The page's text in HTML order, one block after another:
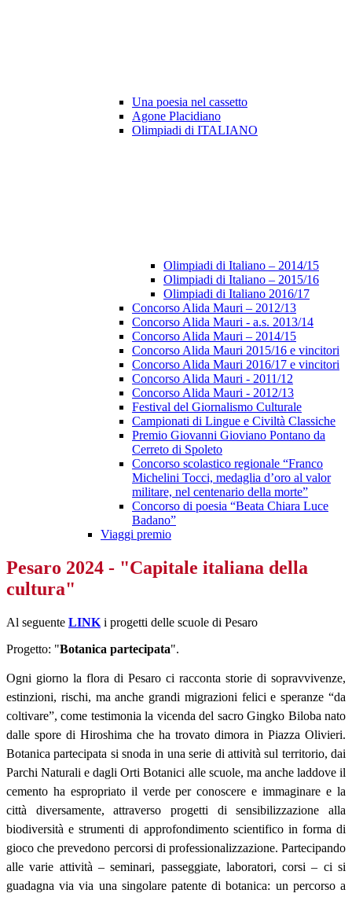
Una poesia nel cassetto
Agone Placidiano
Olimpiadi di ITALIANO
Olimpiadi di Italiano – 2014/15
Olimpiadi di Italiano – 2015/16
Olimpiadi di Italiano 2016/17
Concorso Alida Mauri – 2012/13
Concorso Alida Mauri - a.s. 2013/14
Concorso Alida Mauri – 2014/15
Concorso Alida Mauri 2015/16 e vincitori
Concorso Alida Mauri 2016/17 e vincitori
Concorso Alida Mauri - 2011/12
Concorso Alida Mauri - 2012/13
Festival del Giornalismo Culturale
Campionati di Lingue e Civiltà Classiche
Premio Giovanni Gioviano Pontano da
Cerreto di Spoleto
Concorso scolastico regionale “Franco
Michelini Tocci, medaglia d’oro al valor
militare, nel centenario della morte”
Concorso di poesia “Beata Chiara Luce
Badano”
Viaggi premio
Pesaro 2024 - "Capitale italiana della
cultura"
Al seguente LINK i progetti delle scuole di Pesaro
Progetto: "Botanica partecipata".
Ogni giorno la flora di Pesaro ci racconta storie di sopravvivenze,
estinzioni, rischi, ma anche grandi migrazioni felici e speranze “da
coltivare”, come testimonia la vicenda del sacro Gingko Biloba nato
dalle spore di Hiroshima che ha trovato dimora in Piazza Olivieri.
Botanica partecipata si snoda in una serie di attività sul territorio, dai
Parchi Naturali e dagli Orti Botanici alle scuole, ma anche laddove il
cemento ha espropriato il verde per conoscere e immaginare e la
città diversamente, attraverso progetti di sensibilizzazione alla
biodiversità e strumenti di approfondimento scientifico in forma di
gioco che prevedono percorsi di professionalizzazione. Partecipando
alle varie attività – seminari, passeggiate, laboratori, corsi – ci si
guadagna via via una singolare patente di botanica: un percorso a